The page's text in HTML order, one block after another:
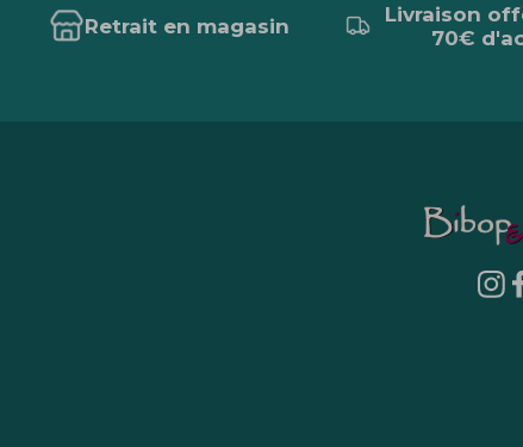
Retrait en magasin
Livraison
70€